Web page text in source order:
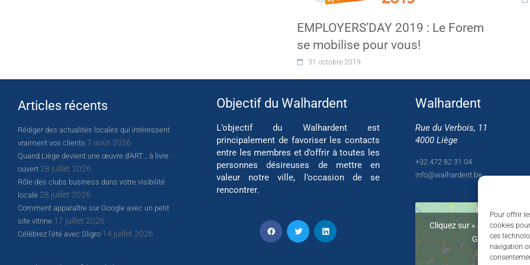
Pour offrir
cookies
ces
navigation
EMPLOYERS’DAY 2019 : Le Forem
se mobilise pour vous!
31 octobre 2019
Articles récents
Rédiger des actualités locales qui intéressent
vraiment vos clients 7 août 2026
Quand Liège devient une œuvre d’ART… à livre
ouvert 28 juillet 2026
Rôle des clubs business dans votre visibilité
locale 28 juillet 2026
Comment apparaître sur Google avec un petit
site vitrine 17 juillet 2026
Célébrez l’été avec Sligro 14 juillet 2026
Objectif du Walhardent
L’objectif du Walhardent est
principalement de favoriser les contacts
entre les membres et d’offrir à toutes les
personnes désireuses de mettre en
valeur notre ville, l’occasion de se
rencontrer.
Walhardent
Rue du Verbois, 11
4000 Liège
+32 472 82 31 04
info@walhardent.be
Cliquez sur « J’accepte »
Google maps
Cookie Policy